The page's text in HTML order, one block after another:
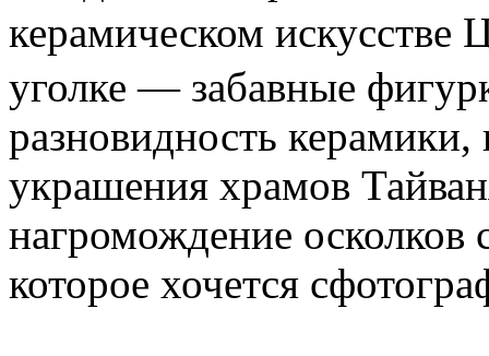
керамическом
уголке — забавные
разновидность
украшения храмов
нагромождение осколков
которое хочется